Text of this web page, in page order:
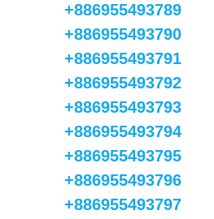
+886955493789
+886955493790
+886955493791
+886955493792
+886955493793
+886955493794
+886955493795
+886955493796
+886955493797